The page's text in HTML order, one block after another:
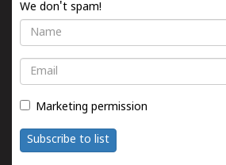
We don't spam!
Name
Email
Marketing permission
Subscribe to list